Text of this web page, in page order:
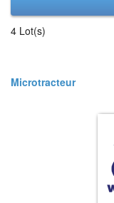
4 Lot(s)
Microtracteur